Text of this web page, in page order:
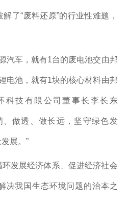
了“废料还原”的行业性难题，
车，就有1台的废电池交由邦
电池，就有1块的核心材料由邦
科技有限公司董事长李长东
、做透、做长远，坚守绿色发
展。”
发展经济体系、促进经济社会
决我国生态环境问题的治本之